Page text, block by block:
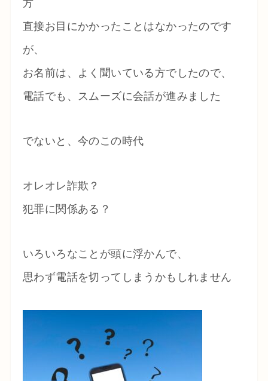
方
直接お目にかかったことはなかったのです
が、
お名前は、よく聞いている方でしたので、
電話でも、スムーズに会話が進みました
でないと、今のこの時代
オレオレ詐欺？
犯罪に関係ある？
いろいろなことが頭に浮かんで、
思わず電話を切ってしまうかもしれません